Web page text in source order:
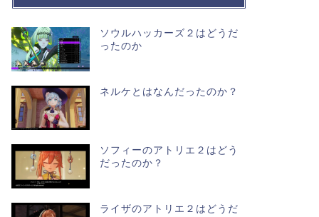
ソウルハッカーズ２はどうだ
ったのか
ネルケとはなんだったのか？
ソフィーのアトリエ２はどう
だったのか？
ライザのアトリエ２はどうだ